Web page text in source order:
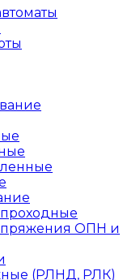
ОПН и
(РЛНД, РЛК)